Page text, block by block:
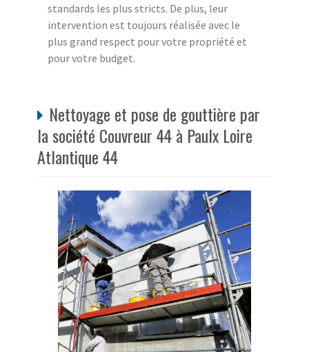
standards les plus stricts. De plus, leur
intervention est toujours réalisée avec le
plus grand respect pour votre propriété et
pour votre budget.
Nettoyage et pose de gouttière par
la société Couvreur 44 à Paulx Loire
Atlantique 44